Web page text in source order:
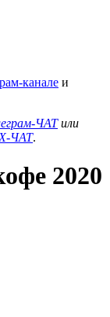
канале и
ЧАТили
ЧАТ.
2020